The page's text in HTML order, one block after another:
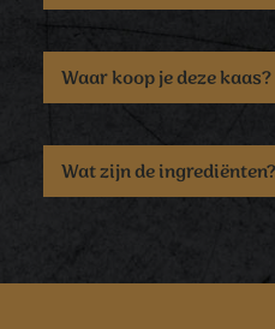
Waar koop je deze kaas?
Wat zijn de ingrediënten?